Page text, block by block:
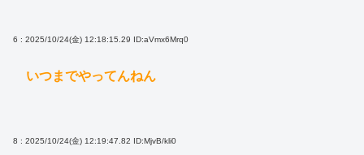
6 : 2025/10/24(金) 12:18:15.29 ID:aVmx6Mrq0
いつまでやってんねん
8 : 2025/10/24(金) 12:19:47.82 ID:MjvB/kli0